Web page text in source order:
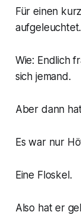
Für einen
aufgeleuchtet.
Wie: Endlich
sich jemand.
Aber dann
Es war nur
Eine Floskel.
Also hat er